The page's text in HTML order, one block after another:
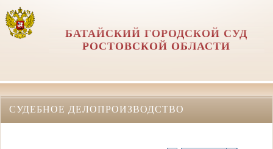
БАТАЙСКИЙ ГОРОДСКОЙ СУД
РОСТОВСКОЙ ОБЛАСТИ
СУДЕБНОЕ ДЕЛОПРОИЗВОДСТВО